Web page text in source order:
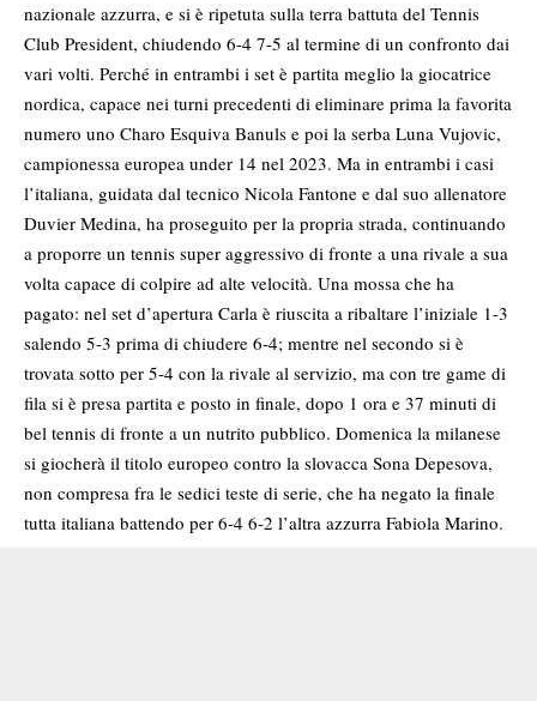
nazionale azzurra, e si è ripetuta sulla terra battuta del Tennis
Club President, chiudendo 6-4 7-5 al termine di un confronto dai
vari volti. Perché in entrambi i set è partita meglio la giocatrice
nordica, capace nei turni precedenti di eliminare prima la favorita
numero uno Charo Esquiva Banuls e poi la serba Luna Vujovic,
campionessa europea under 14 nel 2023. Ma in entrambi i casi
l’italiana, guidata dal tecnico Nicola Fantone e dal suo allenatore
Duvier Medina, ha proseguito per la propria strada, continuando
a proporre un tennis super aggressivo di fronte a una rivale a sua
volta capace di colpire ad alte velocità. Una mossa che ha
pagato: nel set d’apertura Carla è riuscita a ribaltare l’iniziale 1-3
salendo 5-3 prima di chiudere 6-4; mentre nel secondo si è
trovata sotto per 5-4 con la rivale al servizio, ma con tre game di
fila si è presa partita e posto in finale, dopo 1 ora e 37 minuti di
bel tennis di fronte a un nutrito pubblico. Domenica la milanese
si giocherà il titolo europeo contro la slovacca Sona Depesova,
non compresa fra le sedici teste di serie, che ha negato la finale
tutta italiana battendo per 6-4 6-2 l’altra azzurra Fabiola Marino.